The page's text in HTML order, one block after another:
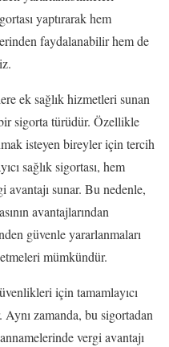
yaptırarak hem
faydalanabilir hem de
ek sağlık hizmetleri sunan
sigorta türüdür. Özellikle
isteyen bireyler için tercih
sağlık sigortası, hem
avantajı sunar. Bu nedenle,
avantajlarından
güvenle yararlanmaları
mümkündür.
için tamamlayıcı
Aynı zamanda, bu sigortadan
vergi avantajı